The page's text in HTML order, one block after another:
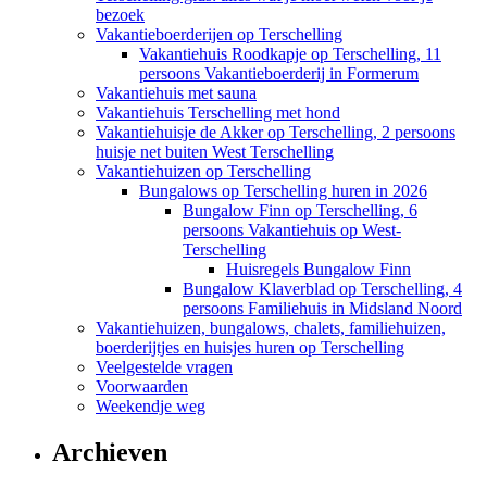
bezoek
Vakantieboerderijen op Terschelling
Vakantiehuis Roodkapje op Terschelling, 11
persoons Vakantieboerderij in Formerum
Vakantiehuis met sauna
Vakantiehuis Terschelling met hond
Vakantiehuisje de Akker op Terschelling, 2 persoons
huisje net buiten West Terschelling
Vakantiehuizen op Terschelling
Bungalows op Terschelling huren in 2026
Bungalow Finn op Terschelling, 6
persoons Vakantiehuis op West-
Terschelling
Huisregels Bungalow Finn
Bungalow Klaverblad op Terschelling, 4
persoons Familiehuis in Midsland Noord
Vakantiehuizen, bungalows, chalets, familiehuizen,
boerderijtjes en huisjes huren op Terschelling
Veelgestelde vragen
Voorwaarden
Weekendje weg
Archieven